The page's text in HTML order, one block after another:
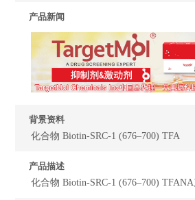
产品新闻
背景资料
化合物 Biotin-SRC-1 (676–700) TFA
产品描述
化合物 Biotin-SRC-1 (676–700)